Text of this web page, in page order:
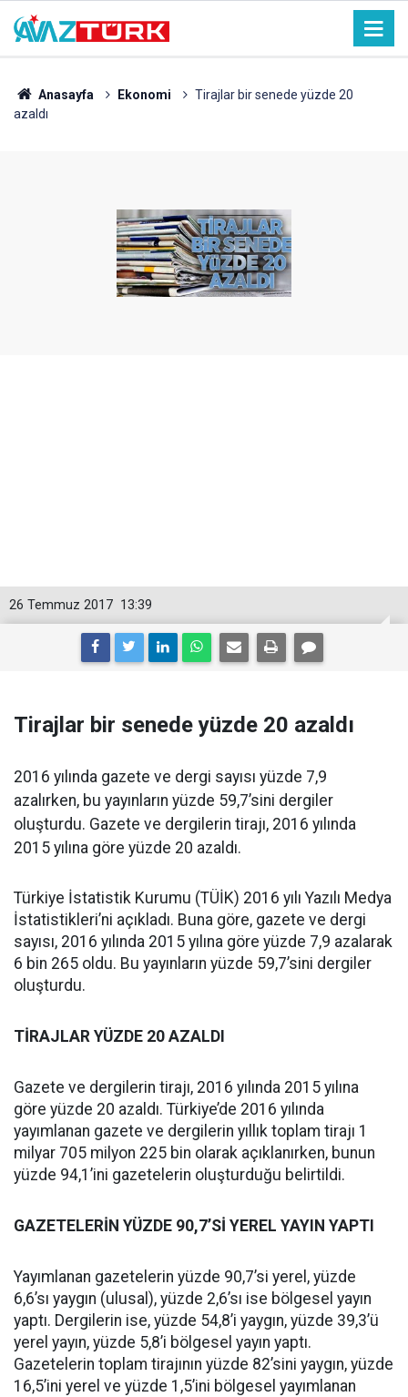
Anasayfa Ekonomi
Tirajlar bir senede yüzde 20
azaldı
13:39
26 Temmuz 2017
Tirajlar bir senede yüzde 20 azaldı
2016 yılında gazete ve dergi sayısı yüzde 7,9
azalırken, bu yayınların yüzde 59,7’sini dergiler
oluşturdu. Gazete ve dergilerin tirajı, 2016 yılında
2015 yılına göre yüzde 20 azaldı.
Türkiye İstatistik Kurumu (TÜİK) 2016 yılı Yazılı Medya
İstatistikleri’ni açıkladı. Buna göre, gazete ve dergi
sayısı, 2016 yılında 2015 yılına göre yüzde 7,9 azalarak
6 bin 265 oldu. Bu yayınların yüzde 59,7’sini dergiler
oluşturdu.
TİRAJLAR YÜZDE 20 AZALDI
Gazete ve dergilerin tirajı, 2016 yılında 2015 yılına
göre yüzde 20 azaldı. Türkiye’de 2016 yılında
yayımlanan gazete ve dergilerin yıllık toplam tirajı 1
milyar 705 milyon 225 bin olarak açıklanırken, bunun
yüzde 94,1’ini gazetelerin oluşturduğu belirtildi.
GAZETELERİN YÜZDE 90,7’Sİ YEREL YAYIN YAPTI
Yayımlanan gazetelerin yüzde 90,7’si yerel, yüzde
6,6’sı yaygın (ulusal), yüzde 2,6’sı ise bölgesel yayın
yaptı. Dergilerin ise, yüzde 54,8’i yaygın, yüzde 39,3’ü
yerel yayın, yüzde 5,8’i bölgesel yayın yaptı.
Gazetelerin toplam tirajının yüzde 82’sini yaygın, yüzde
16,5’ini yerel ve yüzde 1,5’ini bölgesel yayımlanan